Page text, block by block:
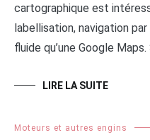
cartographique est
labellisation, navigation
fluide qu’une Google Maps.
LIRE LA SUITE
Moteurs et autres engins